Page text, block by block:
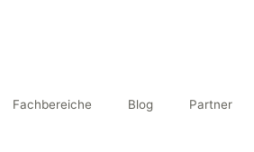
Fachbereiche Blog Partner